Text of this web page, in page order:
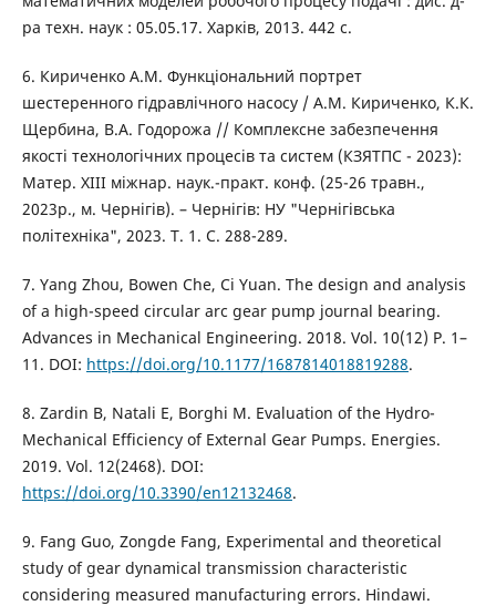
ра техн. наук : 05.05.17. Харків, 2013. 442 с.
6. Кириченко А.М. Функціональний портрет
шестеренного гідравлічного насосу / А.М. Кириченко, К.К.
Щербина, В.А. Годорожа // Комплексне забезпечення
якості технологічних процесів та систем (КЗЯТПС - 2023):
Матер. ХІІІ міжнар. наук.-практ. конф. (25-26 травн.,
2023р., м. Чернігів). – Чернігів: НУ "Чернігівська
політехніка", 2023. Т. 1. С. 288-289.
7. Yang Zhou, Bowen Che, Ci Yuan. The design and analysis
of a high-speed circular arc gear pump journal bearing.
Advances in Mechanical Engineering. 2018. Vol. 10(12) P. 1–
11. DOI: https://doi.org/10.1177/1687814018819288.
8. Zardin B, Natali E, Borghi M. Evaluation of the Hydro-
Mechanical Efficiency of External Gear Pumps. Energies.
2019. Vol. 12(2468). DOI:
https://doi.org/10.3390/en12132468.
9. Fang Guo, Zongde Fang, Experimental and theoretical
study of gear dynamical transmission characteristic
considering measured manufacturing errors. Hindawi.